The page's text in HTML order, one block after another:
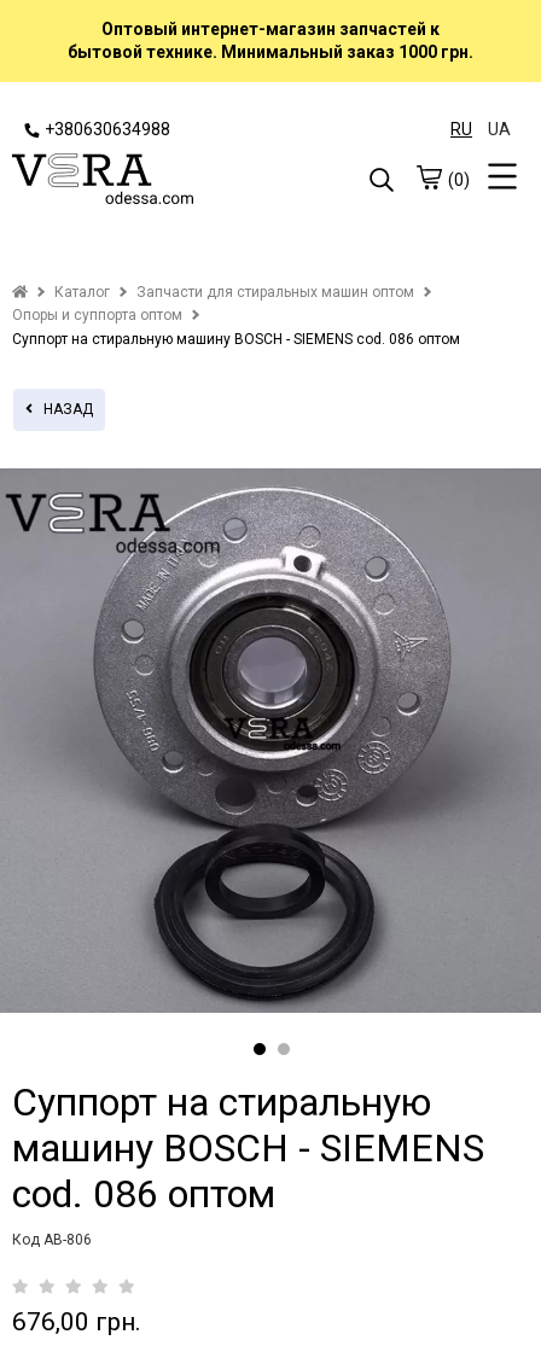
Оптовый интернет-магазин запчастей к
бытовой технике. Минимальный заказ 1000 грн.
+380630634988 RU UA
(0)
Каталог
Запчасти для стиральных машин оптом
Опоры и суппорта оптом
Суппорт на стиральную машину BOSCH - SIEMENS cod. 086 оптом
НАЗАД
Суппорт на стиральную
машину BOSCH - SIEMENS
cod. 086 оптом
Код AB-806
676,00 грн.